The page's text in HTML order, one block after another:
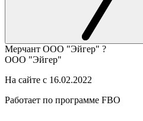
Мерчант ООО "Эйгер" ?
ООО "Эйгер"
На сайте с 16.02.2022
Работает по программе FBO